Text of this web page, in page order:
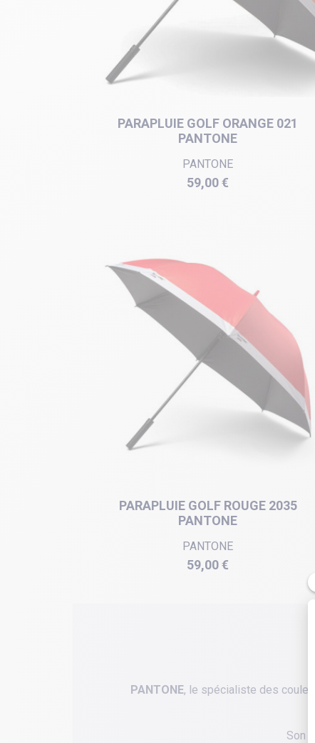
PARAPLUIE GOLF ORANGE 021
PANTONE
PANTONE
Prix
59,00 €
PARAPLUIE GOLF ROUGE 2035
PANTONE
PANTONE
Prix
59,00 €
PANTONE, le spécialiste des
Son